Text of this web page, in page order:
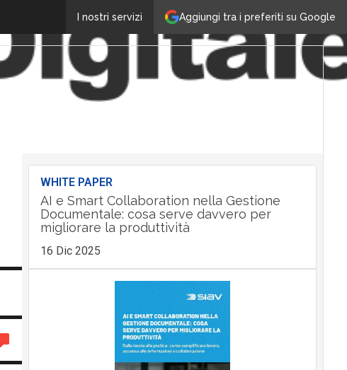
Aggiungi tra i preferiti su Google
I nostri servizi
WHITE PAPER
AI e Smart Collaboration nella Gestione
Documentale: cosa serve davvero per
migliorare la produttività
16 Dic 2025